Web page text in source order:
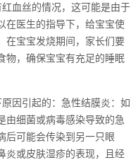
血丝的情况，这可能是由于
在医生的指导下，给宝宝使
在宝宝发烧期间，家长们要
物，确保宝宝有充足的睡眠
因引起的：急性结膜炎：如
由细菌或病毒感染导致的急
后可能会传染到另一只眼
炎或皮肤湿疹的表现，且经